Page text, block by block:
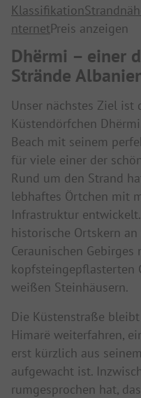
Klassifikation
nternetPreis anzeigen
Dhërmi – einer
Strände
Unser nächstes Ziel ist
Küstendörfchen
Beach mit seinem
für viele einer der
Rund um den Strand
lebhaftes Örtchen mit
Infrastruktur
historische Ortskern
Ceraunischen Gebirges
kopfsteingepflasterten
weißen Steinhäusern.
Die Küstenstraße
Himarë weiterfahren,
erst kürzlich aus
aufgewacht ist.
rumgesprochen hat,